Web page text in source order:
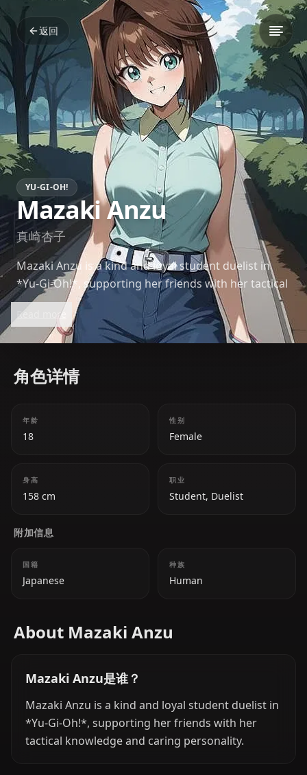
返回
YU-GI-OH!
Mazaki Anzu
真崎杏子
Mazaki Anzu is a kind and loyal student duelist in
*Yu-Gi-Oh!*, supporting her friends with her tactical
knowledge and caring personality.
Read more
角色详情
年龄
18
性别
Female
身高
158 cm
职业
Student, Duelist
附加信息
国籍
Japanese
种族
Human
About Mazaki Anzu
Mazaki Anzu是谁？
Mazaki Anzu is a kind and loyal student duelist in
*Yu-Gi-Oh!*, supporting her friends with her
tactical knowledge and caring personality.